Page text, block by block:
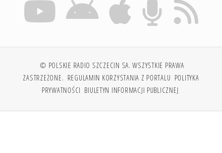
© POLSKIE RADIO SZCZECIN SA. WSZYSTKIE PRAWA
ZASTRZEŻONE. REGULAMIN KORZYSTANIA Z PORTALU POLITYKA
PRYWATNOŚCI BIULETYN INFORMACJI PUBLICZNEJ